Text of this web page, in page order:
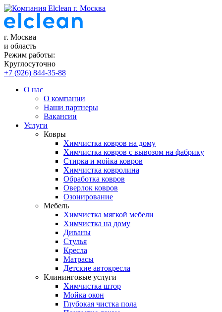
г. Москва
и область
Режим работы:
Круглосуточно
+7 (926) 844-35-88
О нас
О компании
Наши партнеры
Вакансии
Услуги
Ковры
Химчистка ковров на дому
Химчистка ковров с вывозом на фабрику
Стирка и мойка ковров
Химчистка ковролина
Обработка ковров
Оверлок ковров
Озонирование
Мебель
Химчистка мягкой мебели
Химчистка на дому
Диваны
Стулья
Кресла
Матрасы
Детские автокресла
Клининговые услуги
Химчистка штор
Мойка окон
Глубокая чистка пола